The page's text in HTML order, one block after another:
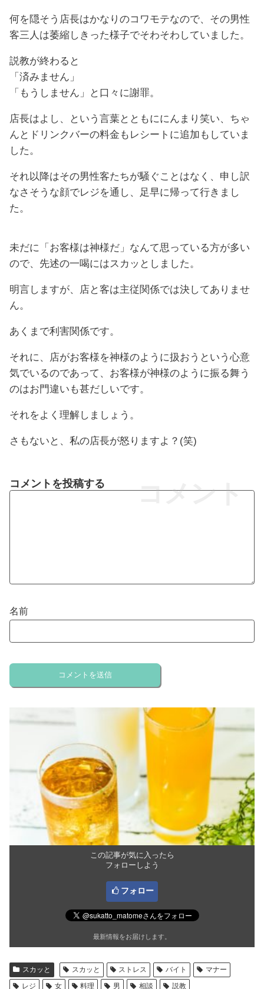
何を隠そう店長はかなりのコワモテなので、その男性
客三人は萎縮しきった様子でそわそわしていました。
説教が終わると
「済みません」
「もうしません」と口々に謝罪。
店長はよし、という言葉とともににんまり笑い、ちゃ
んとドリンクバーの料金もレシートに追加もしていま
した。
それ以降はその男性客たちが騒ぐことはなく、申し訳
なさそうな顔でレジを通し、足早に帰って行きまし
た。
未だに「お客様は神様だ」なんて思っている方が多い
ので、先述の一喝にはスカッとしました。
明言しますが、店と客は主従関係では決してありませ
ん。
あくまで利害関係です。
それに、店がお客様を神様のように扱おうという心意
気でいるのであって、お客様が神様のように振る舞う
のはお門違いも甚だしいです。
それをよく理解しましょう。
さもないと、私の店長が怒りますよ？(笑)
コメント
コメントを投稿する
名前
この記事が気に入ったら
フォローしよう
フォロー
最新情報をお届けします。
スカッと スカッと ストレス バイト
マナー
レジ
女 料理 男 相談 説教